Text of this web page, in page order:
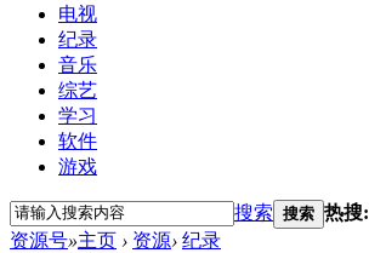
电视
纪录
音乐
综艺
学习
软件
游戏
搜索 搜索 热搜:
资源号»主页 › 资源› 纪录